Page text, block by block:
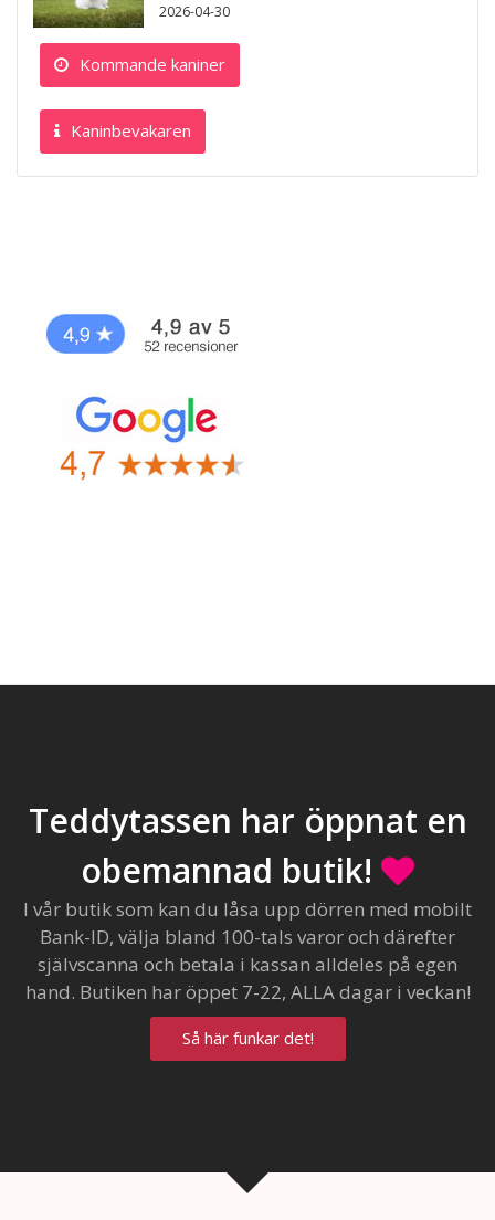
2026-04-30
Kommande kaniner
Kaninbevakaren
Teddytassen har öppnat en
obemannad butik!
I vår butik som kan du låsa upp dörren med mobilt
Bank-ID, välja bland 100-tals varor och därefter
självscanna och betala i kassan alldeles på egen
hand. Butiken har öppet 7-22, ALLA dagar i veckan!
Så här funkar det!